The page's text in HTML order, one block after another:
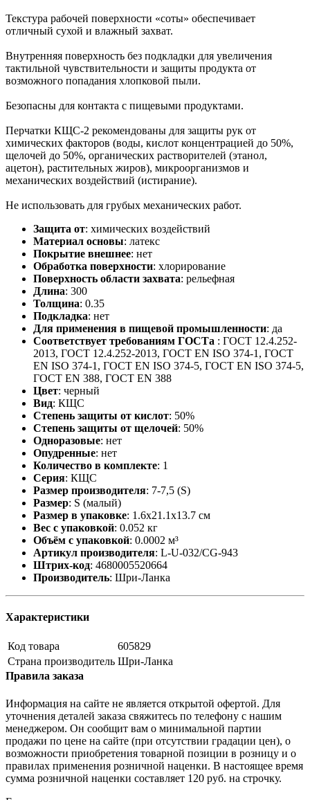
Текстура рабочей поверхности «соты» обеспечивает
отличный сухой и влажный захват.
Внутренняя поверхность без подкладки для увеличения
тактильной чувствительности и защиты продукта от
возможного попадания хлопковой пыли.
Безопасны для контакта с пищевыми продуктами.
Перчатки КЩС-2 рекомендованы для защиты рук от
химических факторов (воды, кислот концентрацией до 50%,
щелочей до 50%, органических растворителей (этанол,
ацетон), растительных жиров), микроорганизмов и
механических воздействий (истирание).
Не использовать для грубых механических работ.
Защита от: химических воздействий
Материал основы: латекс
Покрытие внешнее: нет
Обработка поверхности: хлорирование
Поверхность области захвата: рельефная
Длина: 300
Толщина: 0.35
Подкладка: нет
Для применения в пищевой промышленности: да
Соответствует требованиям ГОСТа : ГОСТ 12.4.252-
2013, ГОСТ 12.4.252-2013, ГОСТ EN ISO 374-1, ГОСТ
EN ISO 374-1, ГОСТ EN ISO 374-5, ГОСТ EN ISO 374-5,
ГОСТ ЕN 388, ГОСТ ЕN 388
Цвет: черный
Вид: КЩС
Степень защиты от кислот: 50%
Степень защиты от щелочей: 50%
Одноразовые: нет
Опудренные: нет
Количество в комплекте: 1
Серия: КЩС
Размер производителя: 7-7,5 (S)
Размер: S (малый)
Размер в упаковке: 1.6x21.1x13.7 см
Вес с упаковкой: 0.052 кг
Объём с упаковкой: 0.0002 м³
Артикул производителя: L-U-032/CG-943
Штрих-код: 4680005520664
Производитель: Шри-Ланка
Характеристики
Код товара
605829
Страна производитель Шри-Ланка
Правила заказа
Информация на сайте не является открытой офертой. Для
уточнения деталей заказа свяжитесь по телефону с нашим
менеджером. Он сообщит вам о минимальной партии
продажи по цене на сайте (при отсутствии градации цен), о
возможности приобретения товарной позиции в розницу и о
правилах применения розничной наценки. В настоящее время
сумма розничной наценки составляет 120 руб. на строчку.